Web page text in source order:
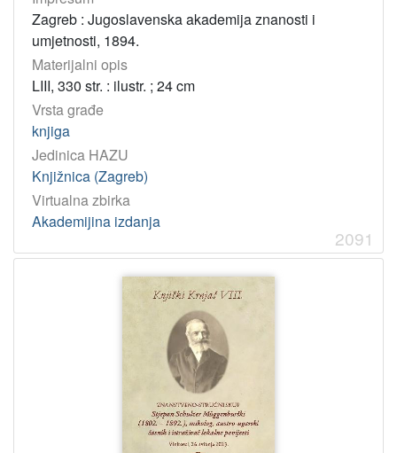
Zagreb : Jugoslavenska akademija znanosti i
umjetnosti, 1894.
Materijalni opis
LIII, 330 str. : ilustr. ; 24 cm
Vrsta građe
knjiga
Jedinica HAZU
Knjižnica (Zagreb)
Virtualna zbirka
Akademijina izdanja
2091